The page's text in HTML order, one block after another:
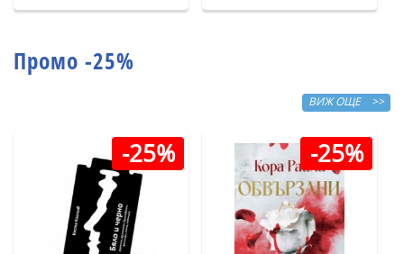
Промо -25%
ВИЖ ОЩЕ >>
-25% -25%